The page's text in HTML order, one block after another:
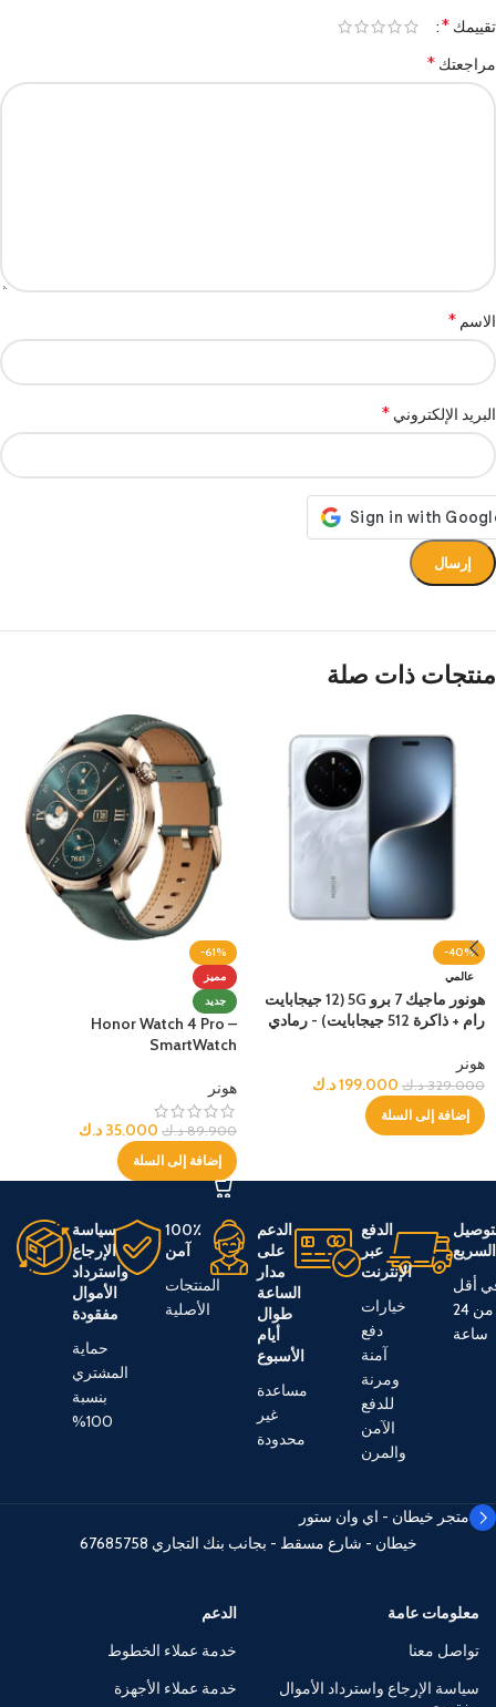
تقييمك *
مراجعتك *
الاسم *
البريد الإلكتروني *
منتجات ذات صلة
-40%
عالمي
هونور ماجيك 7 برو 5G (12 جيجابايت
رام + ذاكرة 512 جيجابايت) - رمادي
هونر
329.000 د.ك 199.000د.ك
إضافة إلى السلة
-61%
مميز
جديد
Honor Watch 4 Pro –
SmartWatch
هونر
89.900 د.ك 35.000 د.ك
إضافة إلى السلة
السريع
أقل
من 24
ساعة
الدفع
عبر
الإنترنت
خيارات
دفع
آمنة
ومرنة
للدفع
الآمن
والمرن
الدعم
على
مدار
الساعة
طوال
أيام
الأسبوع
مساعدة
غير
محدودة
100٪
آمن
المنتجات
الأصلية
سياسة
الإرجاع
واسترداد
الأموال
مفقودة
حماية
المشتري
بنسبة
100%
متجر خيطان - اي وان ستور
خيطان - شارع مسقط - بجانب بنك التجاري 67685758
معلومات عامة
تواصل معنا
سياسة الإرجاع واسترداد الأموال
الدعم
خدمة عملاء الخطوط
خدمة عملاء الأجهزة